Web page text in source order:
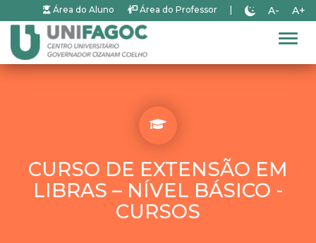
Área do Aluno Área do Professor A- A+
CURSO DE EXTENSÃO EM
LIBRAS – NÍVEL BÁSICO -
CURSOS